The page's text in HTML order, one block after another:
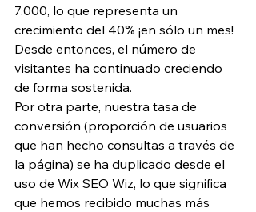
7.000, lo que representa un
crecimiento del 40% ¡en sólo un mes!
Desde entonces, el número de
visitantes ha continuado creciendo
de forma sostenida.
Por otra parte, nuestra tasa de
conversión (proporción de usuarios
que han hecho consultas a través de
la página) se ha duplicado desde el
uso de Wix SEO Wiz, lo que significa
que hemos recibido muchas más